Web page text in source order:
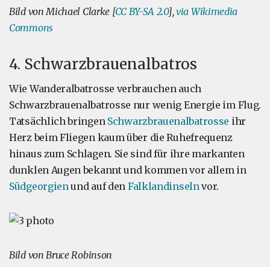
Bild von Michael Clarke [CC BY-SA 2.0],via Wikimedia
Commons
4. Schwarzbrauenalbatros
Wie Wanderalbatrosse verbrauchen auch
Schwarzbrauenalbatrosse nur wenig Energie im Flug.
Tatsächlich bringen Schwarzbrauenalbatrosse ihr
Herz beim Fliegen kaum über die Ruhefrequenz
hinaus zum Schlagen. Sie sind für ihre markanten
dunklen Augen bekannt und kommen vor allem in
Südgeorgienund auf den Falklandinselnvor.
Bild von Bruce Robinson